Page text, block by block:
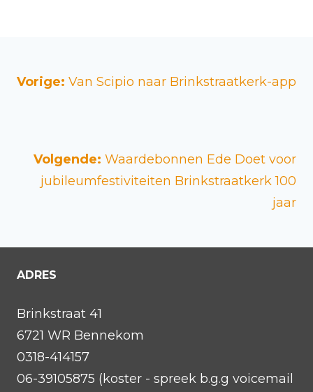
Vorige: Van Scipio naar Brinkstraatkerk-app
Volgende: Waardebonnen Ede Doet voor
jubileumfestiviteiten Brinkstraatkerk 100
jaar
ADRES
Brinkstraat 41
6721 WR Bennekom
0318-414157
06-39105875 (koster - spreek b.g.g voicemail